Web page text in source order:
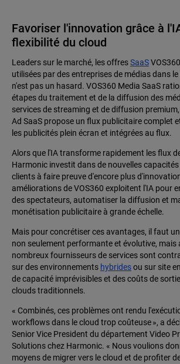
Favoriser l'innovation grâce à
flexibilité du cloud
Leaders sur le marché, les offresSaaS
utilisées par des entreprises de médias dans
n'est pas un hasard. VOS360 Media SaaS
étapes du traitement et de la diffusion des
services de streaming et de diffusion
Ad SaaS propose un flux publicitaire complet
les publicités plein écran et intégrées au flux.
Alors que l'IA transforme rapidement les flux
Harmonic investit dans de nouvelles
clients à faire preuve d'encore plus
améliorations de VOS360 exploitent l'IA pour
des spectateurs, automatiser la diffusion et
monétisation publicitaire à grande échelle.
Mais pour concrétiser ces avantages, il faut
non seulement performante et évolutive, mais
nombreux fournisseurs de services sont
sur des environnements hybridesou sur site
de capacité imprévisibles et des coûts de
clouds traditionnels.
« Combinés, ces problèmes ont rendu
workflows dans le cloud trop coûteuse », a
Senior Vice President du département Video
Solutions chez Harmonic. « Nous voulions
moyens de migrer vers le cloud et de profiter